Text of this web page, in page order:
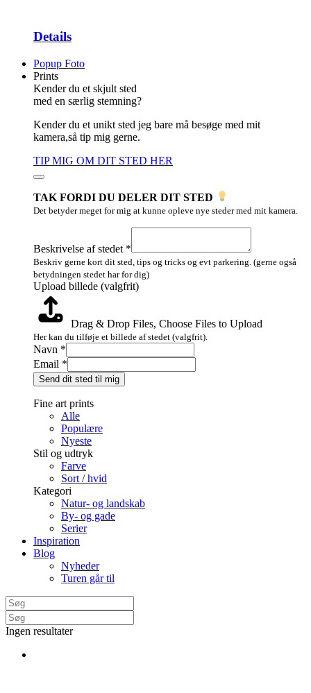
Details
Popup Foto
Prints
Kender du et skjult sted
med en særlig stemning?
Kender du et unikt sted jeg bare må besøge med mit
kamera,så tip mig gerne.
TIP MIG OM DIT STED HER
TAK FORDI DU DELER DIT STED
Det betyder meget for mig at kunne opleve nye steder med mit kamera.
Layout
Upload
Beskrivelse af stedet *
Beskriv gerne kort dit sted, tips og tricks og evt parkering. (gerne også
betydningen stedet har for dig)
Upload billede (valgfrit)
Drag & Drop Files, Choose Files to Upload
Her kan du tilføje et billede af stedet (valgfrit).
Navn *
Email *
Send dit sted til mig
Fine art prints
Alle
Populære
Nyeste
Stil og udtryk
Farve
Sort / hvid
Kategori
Natur- og landskab
By- og gade
Serier
Inspiration
Blog
Nyheder
Turen går til
Ingen resultater